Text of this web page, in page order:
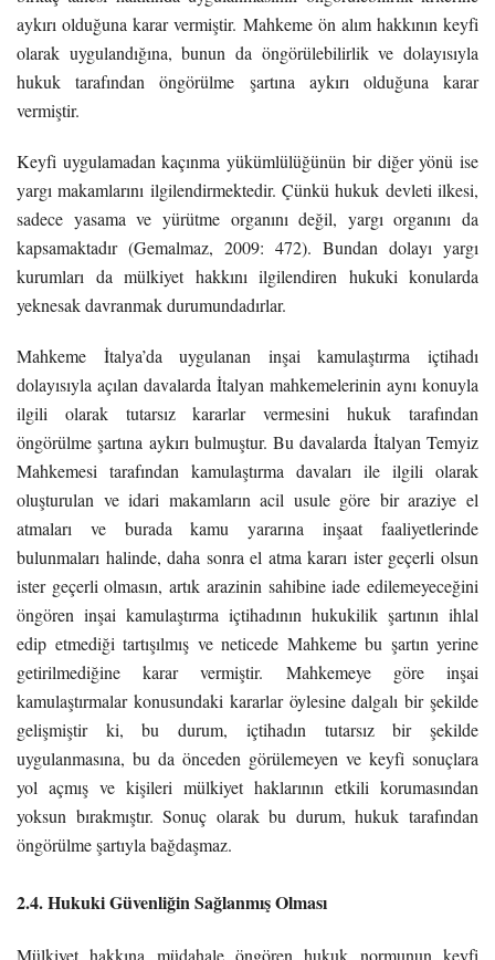
aykırı olduğuna karar vermiştir. Mahkeme ön alım hakkının keyfi
olarak uygulandığına, bunun da öngörülebilirlik ve dolayısıyla
hukuk tarafından öngörülme şartına aykırı olduğuna karar
vermiştir.
Keyfi uygulamadan kaçınma yükümlülüğünün bir diğer yönü ise
yargı makamlarını ilgilendirmektedir. Çünkü hukuk devleti ilkesi,
sadece yasama ve yürütme organını değil, yargı organını da
kapsamaktadır (Gemalmaz, 2009: 472). Bundan dolayı yargı
kurumları da mülkiyet hakkını ilgilendiren hukuki konularda
yeknesak davranmak durumundadırlar.
Mahkeme İtalya’da uygulanan inşai kamulaştırma içtihadı
dolayısıyla açılan davalarda İtalyan mahkemelerinin aynı konuyla
ilgili olarak tutarsız kararlar vermesini hukuk tarafından
öngörülme şartına aykırı bulmuştur. Bu davalarda İtalyan Temyiz
Mahkemesi tarafından kamulaştırma davaları ile ilgili olarak
oluşturulan ve idari makamların acil usule göre bir araziye el
atmaları ve burada kamu yararına inşaat faaliyetlerinde
bulunmaları halinde, daha sonra el atma kararı ister geçerli olsun
ister geçerli olmasın, artık arazinin sahibine iade edilemeyeceğini
öngören inşai kamulaştırma içtihadının hukukilik şartının ihlal
edip etmediği tartışılmış ve neticede Mahkeme bu şartın yerine
getirilmediğine karar vermiştir. Mahkemeye göre inşai
kamulaştırmalar konusundaki kararlar öylesine dalgalı bir şekilde
gelişmiştir ki, bu durum, içtihadın tutarsız bir şekilde
uygulanmasına, bu da önceden görülemeyen ve keyfi sonuçlara
yol açmış ve kişileri mülkiyet haklarının etkili korumasından
yoksun bırakmıştır. Sonuç olarak bu durum, hukuk tarafından
öngörülme şartıyla bağdaşmaz.
2.4. Hukuki Güvenliğin Sağlanmış Olması
Mülkiyet hakkına müdahale öngören hukuk normunun keyfi